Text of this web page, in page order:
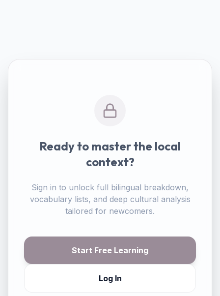
Ready to master the local
context?
Sign in to unlock full bilingual breakdown,
vocabulary lists, and deep cultural analysis
tailored for newcomers.
Start Free Learning
Log In